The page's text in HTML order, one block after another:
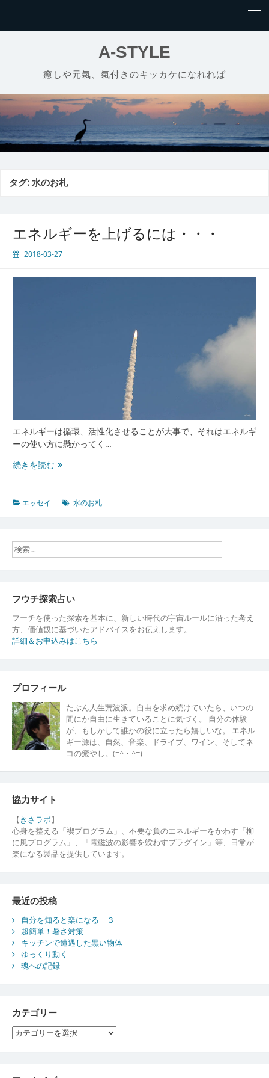
A-STYLE
癒しや元氣、氣付きのキッカケになれれば
タグ:水のお札
エネルギーを上げるには・・・
2018-03-27
エネルギーは循環、活性化させることが大事で、それはエネルギ
ーの使い方に懸かってく…
続きを読むエ
ギ
ー
上
エッセイ 水のお札
フウチ探索占い
フーチを使った探索を基本に、新しい時代の宇宙ルールに沿った考え
方、価値観に基づいたアドバイスをお伝えします。
詳細＆お申込みはこちら
プロフィール
たぶん人生荒波派。自由を求め続けていたら、いつの
間にか自由に生きていることに気づく。 自分の体験
が、もしかして誰かの役に立ったら嬉しいな。 エネル
ギー源は、自然、音楽、ドライブ、ワイン、そしてネ
コの癒やし。(=^・^=)
協力サイト
【 きさラボ】
心身を整える「禊プログラム」、不要な負のエネルギーをかわす「柳
に風プログラム」、「電磁波の影響を躱わすプラグイン」等、日常が
楽になる製品を提供しています。
最近の投稿
自分を知ると楽になる ３
超簡単！暑さ対策
キッチンで遭遇した黒い物体
ゆっくり動く
魂への記録
カテゴリー
カ
テ
ゴ